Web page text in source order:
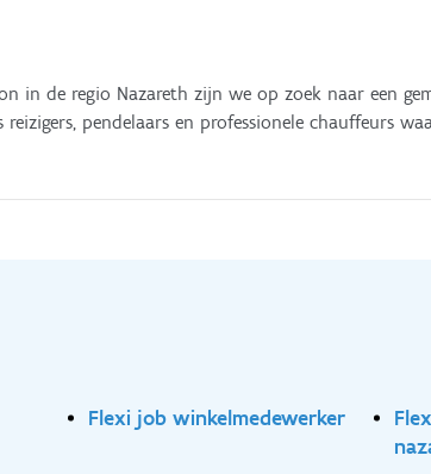
in de regio Nazareth zijn we op zoek naar een
pendelaars en professionele chauffeurs
Flexi job winkelmedewerker